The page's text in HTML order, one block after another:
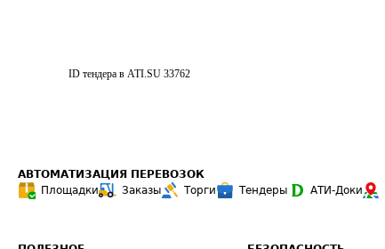
ID тендера в ATI.SU 33762
АВТОМАТИЗАЦИЯ ПЕРЕВОЗОК
Площадки
Заказы Торги Тендеры АТИ-Доки